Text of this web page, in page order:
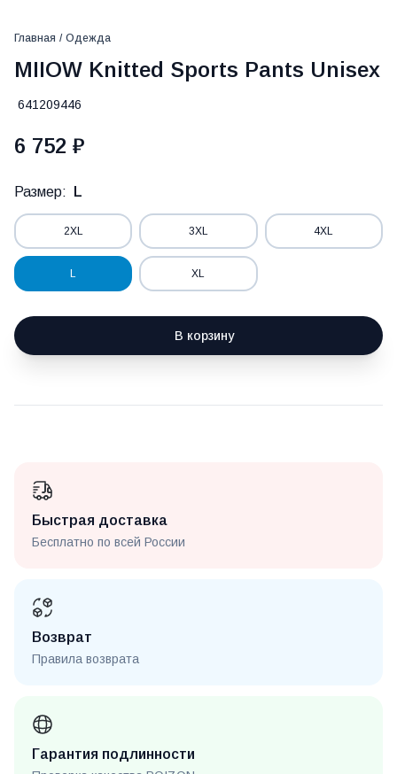
Главная / Одежда
MIIOW Knitted Sports Pants Unisex
641209446
6 752 ₽
Размер: L
2XL 3XL 4XL
L XL
В корзину
Быстрая доставка
Бесплатно по всей России
Возврат
Правила возврата
Гарантия подлинности